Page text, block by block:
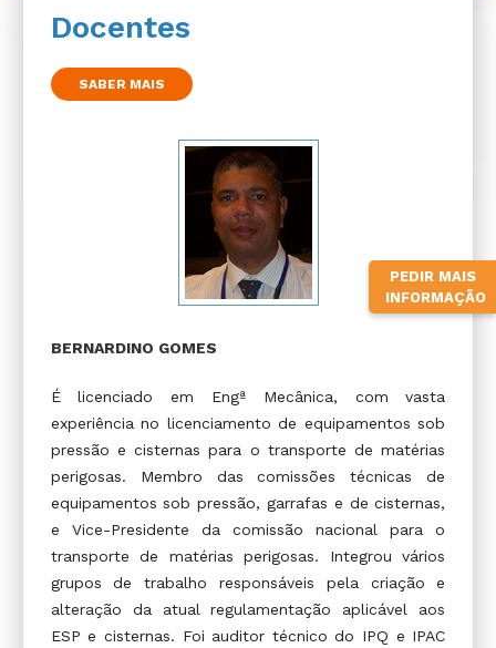
PEDIR MAIS
INFORMAÇÃO
Docentes
SABER MAIS
BERNARDINO GOMES
É licenciado em Engª Mecânica, com vasta
experiência no licenciamento de equipamentos sob
pressão e cisternas para o transporte de matérias
perigosas. Membro das comissões técnicas de
equipamentos sob pressão, garrafas e de cisternas,
e Vice-Presidente da comissão nacional para o
transporte de matérias perigosas. Integrou vários
grupos de trabalho responsáveis pela criação e
alteração da atual regulamentação aplicável aos
ESP e cisternas. Foi auditor técnico do IPQ e IPAC